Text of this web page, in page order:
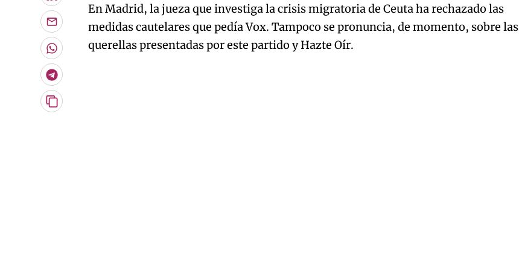
Enviar
por
Email
Whatsapp
Telegram
Copiar
En Madrid, la jueza que investiga la crisis migratoria de Ceuta ha rechazado las
medidas cautelares que pedía Vox. Tampoco se pronuncia, de momento, sobre las
querellas presentadas por este partido y Hazte Oír.